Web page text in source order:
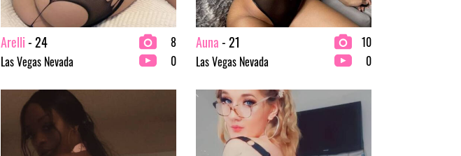
Arelli- 24
Las Vegas Nevada
8
0
Auna- 21
Las Vegas Nevada
10
0